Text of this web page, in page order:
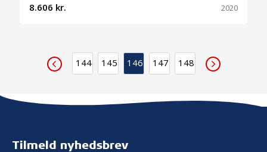
8.606 kr. 2020
144 145 146 147 148
Tilmeld nyhedsbrev